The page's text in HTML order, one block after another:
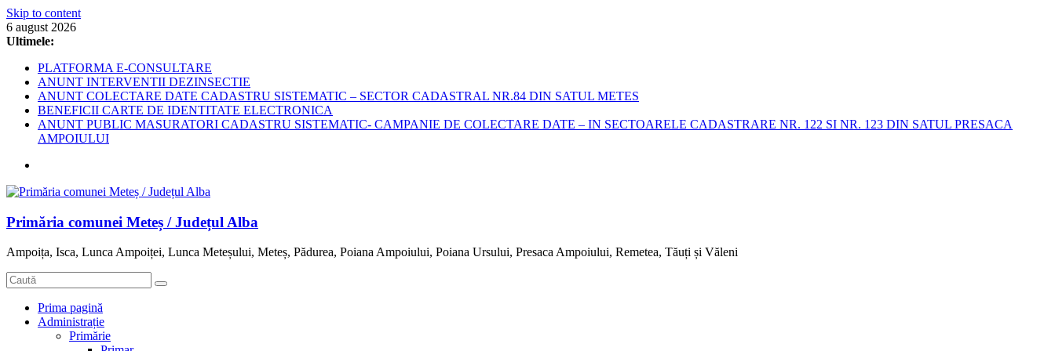
Skip to content
6 august 2026
Ultimele:
PLATFORMA E-CONSULTARE
ANUNT INTERVENTII DEZINSECTIE
ANUNT COLECTARE DATE CADASTRU SISTEMATIC – SECTOR CADASTRAL NR.84 DIN SATUL METES
BENEFICII CARTE DE IDENTITATE ELECTRONICA
ANUNT PUBLIC MASURATORI CADASTRU SISTEMATIC- CAMPANIE DE COLECTARE DATE – IN SECTOARELE CADASTRARE NR. 122 SI NR. 123 DIN SATUL PRESACA
AMPOIULUI
Primăria comunei Meteș / Județul Alba
Ampoița, Isca, Lunca Ampoiței, Lunca Meteșului, Meteș, Pădurea, Poiana Ampoiului, Poiana Ursului, Presaca Ampoiului, Remetea, Tăuți și Văleni
Prima pagină
Administrație
Primărie